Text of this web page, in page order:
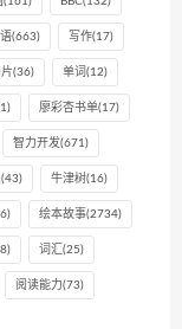
(663) 写作(17)
(36) 单词 (12)
廖彩杏书单(17)
智力开发(671)
(43) 牛津树(16)
绘本故事(2734)
词汇 (25)
阅读能力 (73)